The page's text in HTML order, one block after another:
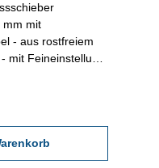
mm mit
- aus rostfreiem
mit Feineinstellung
, Tol- und Preset-
- Anzeige:
im
nur zum